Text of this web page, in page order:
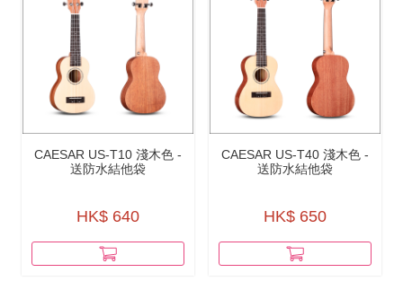
CAESAR US-T10 淺木色 -
送防水結他袋
HK$ 640
CAESAR US-T40 淺木色 -
送防水結他袋
HK$ 650